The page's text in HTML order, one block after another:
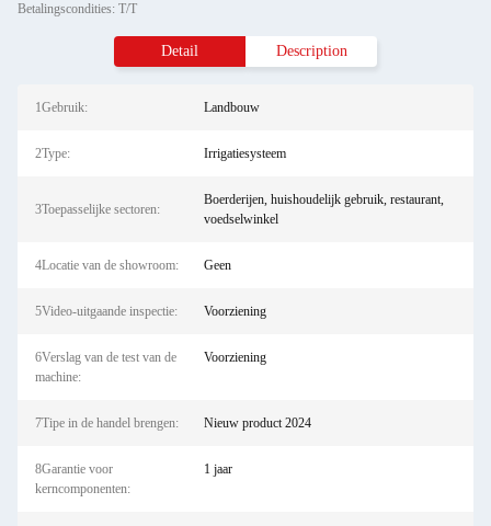
Betalingscondities: T/T
Detail Description
1Gebruik: Landbouw
2Type: Irrigatiesysteem
3Toepasselijke sectoren:
Boerderijen, huishoudelijk gebruik, restaurant,
voedselwinkel
4Locatie van de showroom: Geen
5Video-uitgaande inspectie: Voorziening
6Verslag van de test van de
machine:
Voorziening
7Tipe in de handel brengen: Nieuw product 2024
8Garantie voor
kerncomponenten:
1 jaar